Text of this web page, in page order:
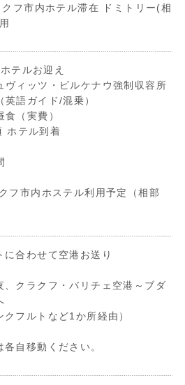
フ市内ホテル滞在 ドミトリー(相
テルお迎え
ヴィッツ・ビルケナウ強制収容所
英語ガイド/混乗）
食（実費）
ホテル到着
フ市内ホステル利用予定（相部
に合わせて空港お送り
、クラクフ・バリチェ空港～ブダ
クフルトなど1か所経由）
各自移動ください。